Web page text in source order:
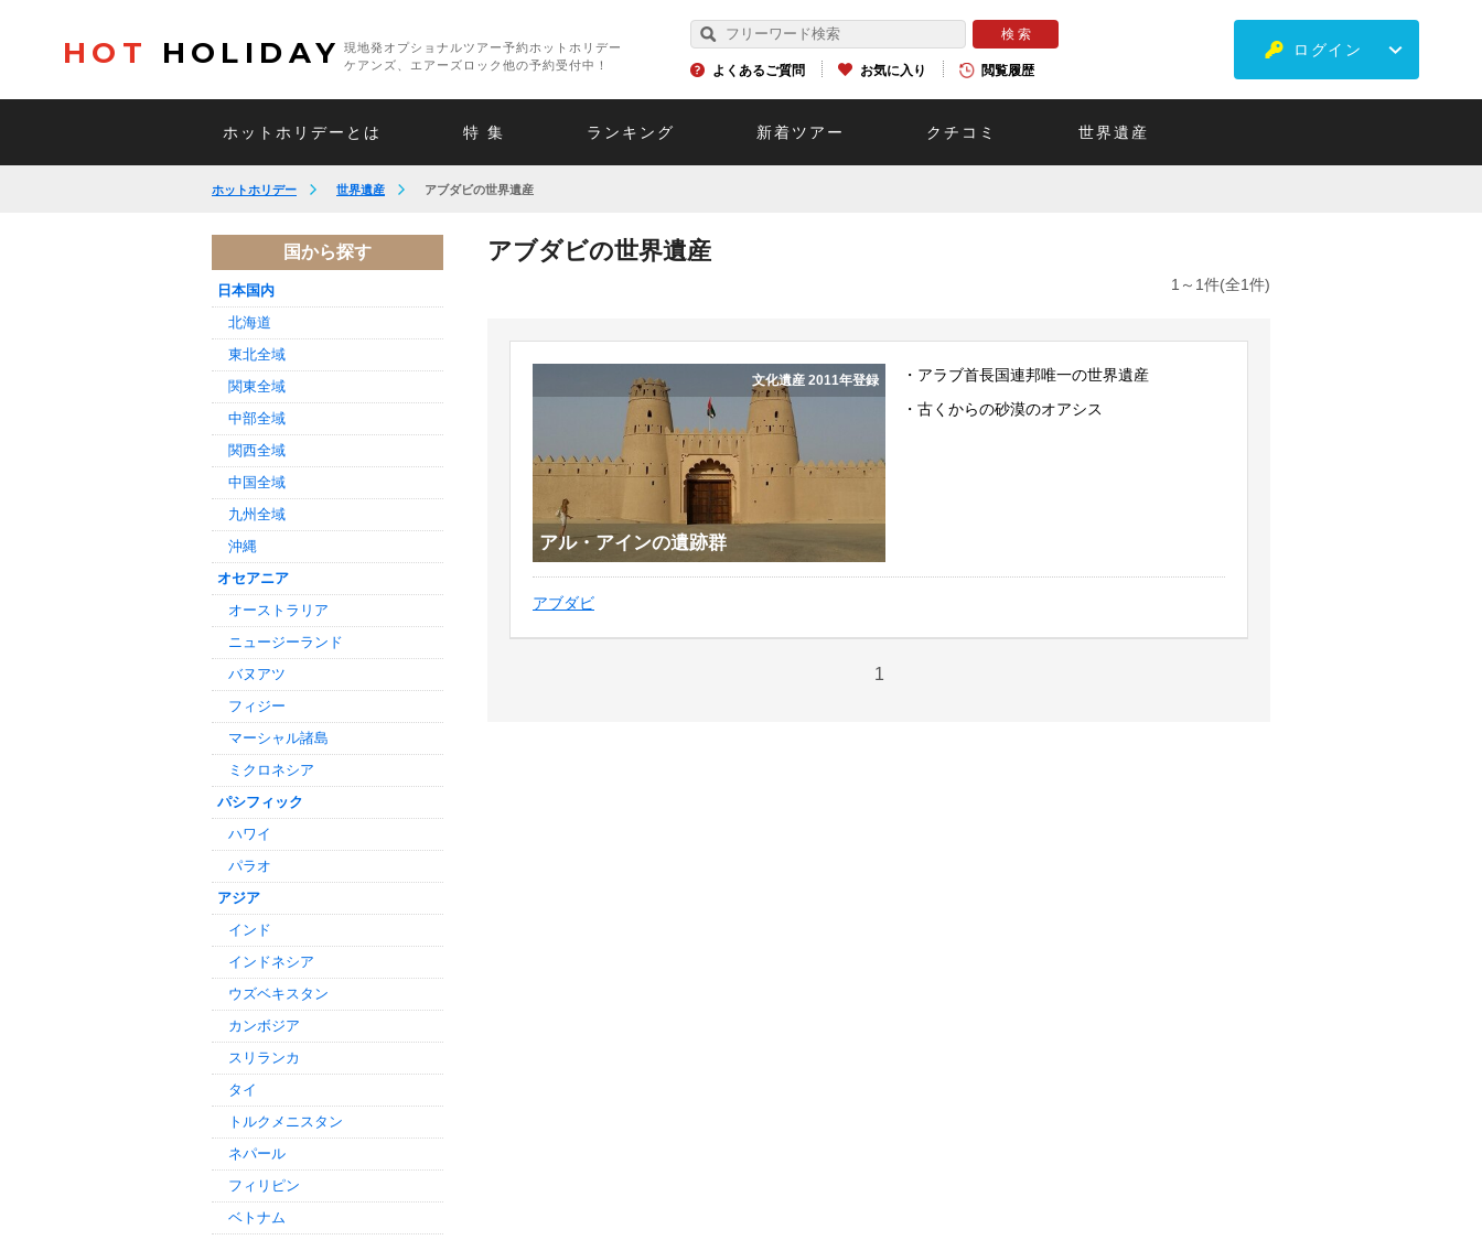
HOT HOLIDAY
現地発オプショナルツアー予約ホットホリデー
ケアンズ、エアーズロック他の予約受付中！
よくあるご質問 お気に入り 閲覧履歴
ログイン
ホットホリデーとは 特 集 ランキング 新着ツアー クチコミ 世界遺産
ホットホリデー 世界遺産 アブダビの世界遺産
アブダビの世界遺産
1～1件(全1件)
アル・アインの遺跡群
文化遺産 2011年登録
・アラブ首長国連邦唯一の世界遺産
・古くからの砂漠のオアシス
アブダビ
1
国から探す
日本国内
北海道
東北全域
関東全域
中部全域
関西全域
中国全域
九州全域
沖縄
オセアニア
オーストラリア
ニュージーランド
バヌアツ
フィジー
マーシャル諸島
ミクロネシア
パシフィック
ハワイ
パラオ
アジア
インド
インドネシア
ウズベキスタン
カンボジア
スリランカ
タイ
トルクメニスタン
ネパール
フィリピン
ベトナム